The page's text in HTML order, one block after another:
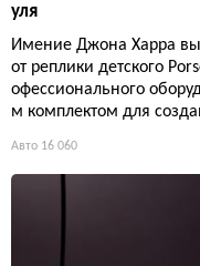
уля
Имение Джона Харра
от реплики детского
офессионального
м комплектом для
Авто 16 060